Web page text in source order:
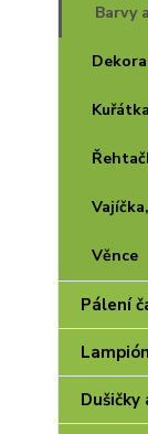
Barvy
Věnce
Pálení